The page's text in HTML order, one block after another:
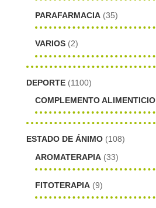
PARAFARMACIA (35)
VARIOS (2)
DEPORTE (1100)
COMPLEMENTO ALIMENTICIO
ESTADO DE ÁNIMO (108)
AROMATERAPIA (33)
FITOTERAPIA (9)